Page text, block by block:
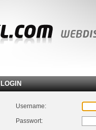
LOGIN
Username:
Passwort: